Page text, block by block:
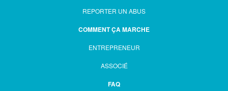
REPORTER UN ABUS
COMMENT ÇA MARCHE
ENTREPRENEUR
ASSOCIÉ
FAQ